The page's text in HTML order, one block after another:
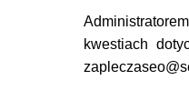
kwestiach